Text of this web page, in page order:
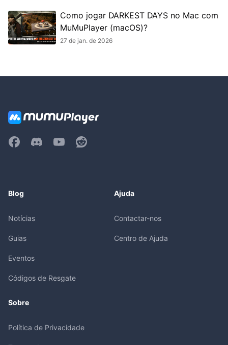
Como jogar DARKEST DAYS no Mac com
MuMuPlayer (macOS)?
27 de jan. de 2026
Blog
Notícias
Guias
Eventos
Códigos de Resgate
Ajuda
Contactar-nos
Centro de Ajuda
Sobre
Política de Privacidade